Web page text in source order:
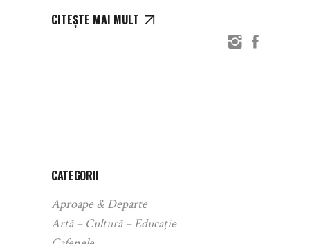
CITEȘTE MAI MULT
CATEGORII
Aproape & Departe
Artă – Cultură – Educație